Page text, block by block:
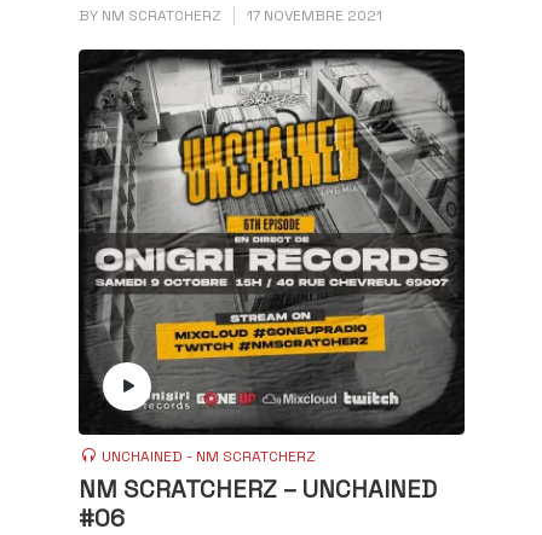
BY NM SCRATCHERZ 17 NOVEMBRE 2021
UNCHAINED - NM SCRATCHERZ
NM SCRATCHERZ – UNCHAINED
#06